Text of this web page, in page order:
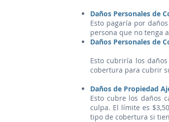
Daños Personales de
Esto pagaría por
persona que no tenga
Daños Personales de
Esto cubriría los
cobertura para cubrir
Daños de Propiedad
Esto cubre los daños
culpa. El límite es
tipo de cobertura si